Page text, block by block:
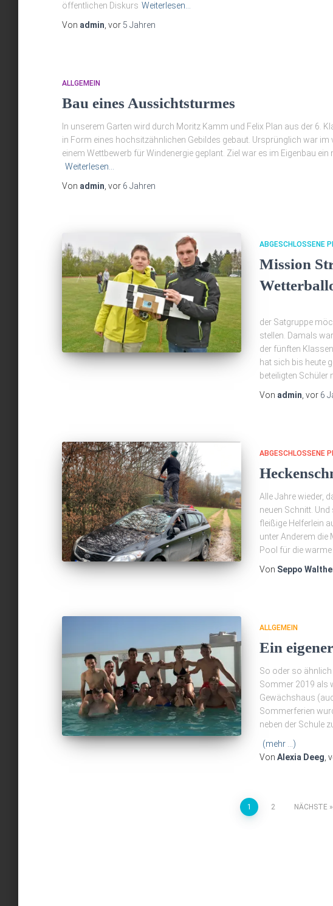
öffentlichen Diskurs Weiterlesen…
Von admin , vor 5 Jahren
ALLGEMEIN
Bau eines Aussichtsturmes
In unserem Garten wird durch Moritz Kamm und Felix Plan aus der 6.
in Form eines hochsitzähnlichen Gebildes gebaut. Ursprünglich war
einem Wettbewerb für Windenergie geplant. Ziel war es im Eigenbau
Weiterlesen…
Von admin , vor 6 Jahren
ABGESCHLOSSENE
Mission
Inspiriert
der Satgruppe
stellen. Damals
der fünften
hat sich bis heute
beteiligten Schüler
Von admin , vor 6
ABGESCHLOSSENE
Alle Jahre wieder,
neuen Schnitt.
fleißige Helferlein
unter Anderem die
Pool für die
Von Seppo
ALLGEMEIN
Ein
So oder so
Sommer 2019 als
Gewächshaus
Sommerferien
neben der Schule
(mehr …)
Von Alexia Deeg ,
1 2 NÄCHSTE